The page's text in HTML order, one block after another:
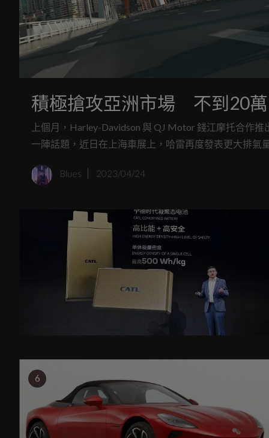
積極搶攻亞洲市場 不到20萬
上個月，Harley-Davidson 與 QJ Motor 錢江摩托合作
一陣話題，近日在上海車展上，哈雷再度發表更大排氣
Blues 2023/04/24
6